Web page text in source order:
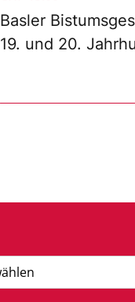
Basler
19. und 20.